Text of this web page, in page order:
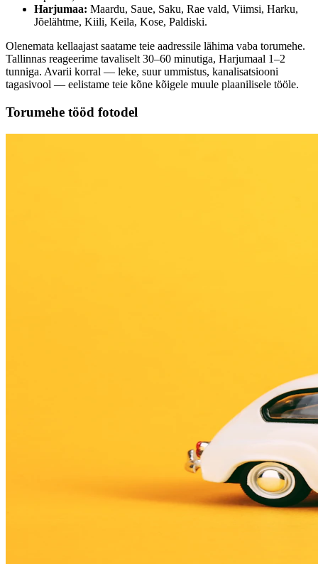
Harjumaa: Maardu, Saue, Saku, Rae vald, Viimsi, Harku,
Jõelähtme, Kiili, Keila, Kose, Paldiski.
Olenemata kellaajast saatame teie aadressile lähima vaba torumehe.
Tallinnas reageerime tavaliselt 30–60 minutiga, Harjumaal 1–2
tunniga. Avarii korral — leke, suur ummistus, kanalisatsiooni
tagasivool — eelistame teie kõne kõigele muule plaanilisele tööle.
Torumehe tööd fotodel